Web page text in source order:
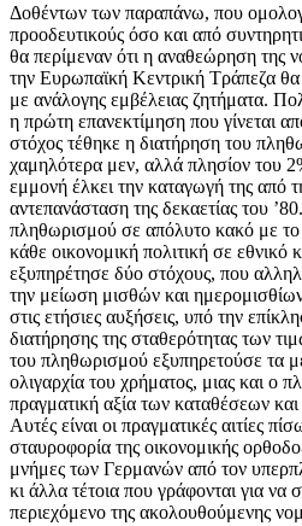
Δοθέντων των παραπάνω, που
προοδευτικούς όσο και από
θα περίμεναν ότι η αναθεώρηση της
την Ευρωπαϊκή Κεντρική Τράπεζα θα
με ανάλογης εμβέλειας ζητήματα.
η πρώτη επανεκτίμηση που γίνεται
στόχος τέθηκε η διατήρηση του
χαμηλότερα μεν, αλλά πλησίον του
εμμονή έλκει την καταγωγή της από
αντεπανάσταση της δεκαετίας του
πληθωρισμού σε απόλυτο κακό με το
κάθε οικονομική πολιτική σε εθνικό
εξυπηρέτησε δύο στόχους, που
την μείωση μισθών και
στις ετήσιες αυξήσεις, υπό την
διατήρησης της σταθερότητας των
του πληθωρισμού εξυπηρετούσε τα
ολιγαρχία του χρήματος, μιας και ο
πραγματική αξία των καταθέσεων
Αυτές είναι οι πραγματικές αιτίες
σταυροφορία της οικονομικής
μνήμες των Γερμανών από τον
κι άλλα τέτοια που γράφονται για
περιεχόμενο της ακολουθούμενης